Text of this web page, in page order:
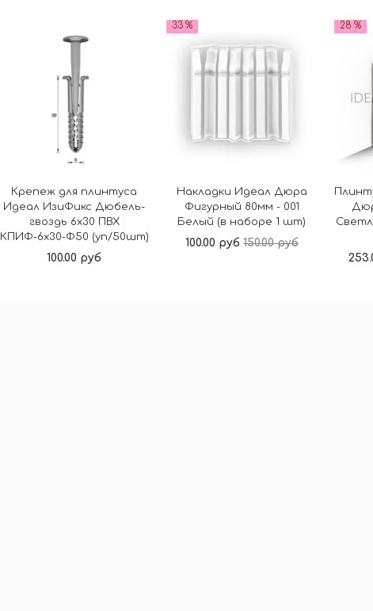
Крепеж для плинтуса
Идеал ИзиФикс Дюбель-
гвоздь 6х30 ПВХ
КПИФ-6х30-Ф50 (уп/50шт)
100.00 руб
33 %
Накладки Идеал Дюра
Фигурный 80мм - 001
Белый (в наборе 1 шт)
100.00 руб 150.00 руб
28 %